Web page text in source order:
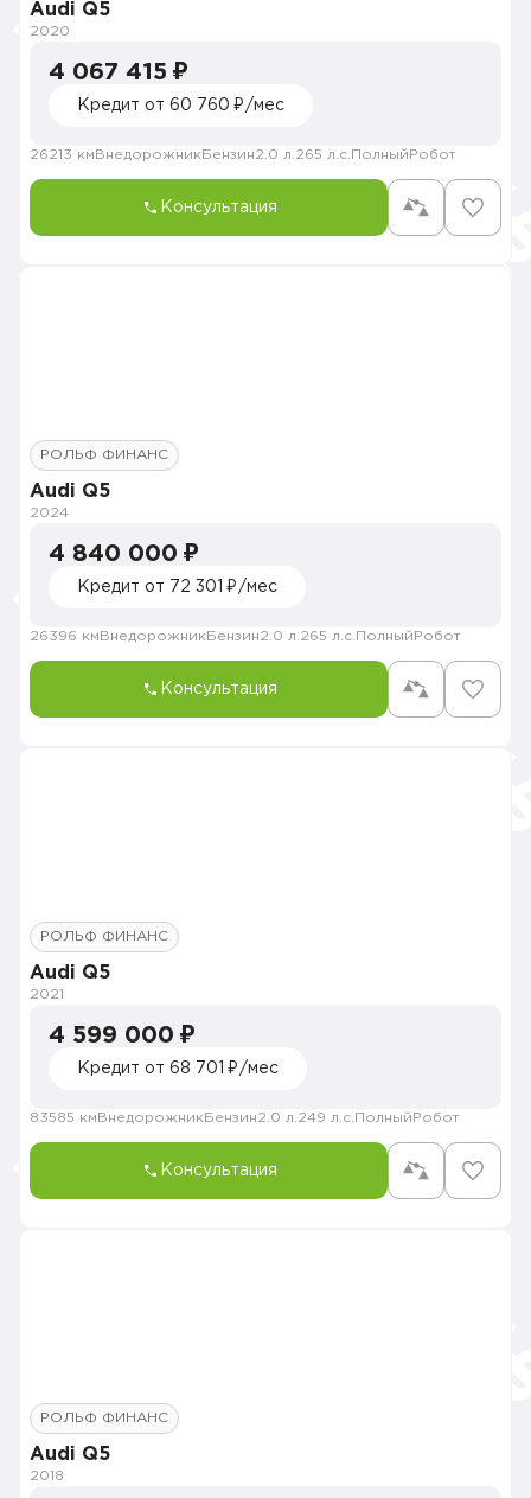
Audi Q5
2020
4 067 415 ₽
Кредит от 60 760 ₽/мес
26213 км Внедорожник Бензин2.0 л. 265 л.с. Полный Робот
Консультация
РОЛЬФ ФИНАНС
Audi Q5
2024
4 840 000 ₽
Кредит от 72 301 ₽/мес
26396 км Внедорожник Бензин2.0 л. 265 л.с. Полный Робот
Консультация
РОЛЬФ ФИНАНС
Audi Q5
2021
4 599 000 ₽
Кредит от 68 701 ₽/мес
83585 км Внедорожник Бензин2.0 л. 249 л.с. Полный Робот
Консультация
РОЛЬФ ФИНАНС
Audi Q5
2018